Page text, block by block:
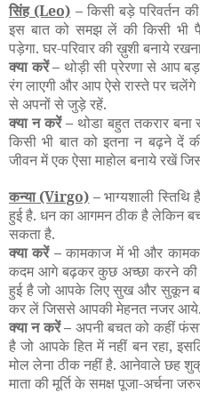
सिंह(Leo) – किसी बड़े परिवर्तन
इस बात को समझ लें की किसी भी
पड़ेगा. घर-परिवार की ख़ुशी बनाये
क्या करें – थोड़ी सी प्रेरणा से आप
रंग लाएगी और आप ऐसे रास्ते पर
से अपनों से जुड़े रहें.
क्या न करें – थोडा बहुत तकरार बना
किसी भी बात को इतना न बढ़ने दें
जीवन में एक ऐसा माहोल बनाये रखें
कन्या(Virgo) –भाग्यशाली
हुई है. धन का आगमन ठीक है लेकिन
सकता है.
क्या करें –कामकाज में भी और
कदम आगे बढ़कर कुछ अच्छा करने की
हुई है जो आपके लिए सुख और सुकून
कर लें जिससे आपकी मेहनत नजर आये.
क्या न करें – अपनी बचत को कहीं
है जो आपके हित में नहीं बन रहा,
मोल लेना ठीक नहीं है. आनेवाले छह
माता की मूर्ति के समक्ष पूजा-अर्चना